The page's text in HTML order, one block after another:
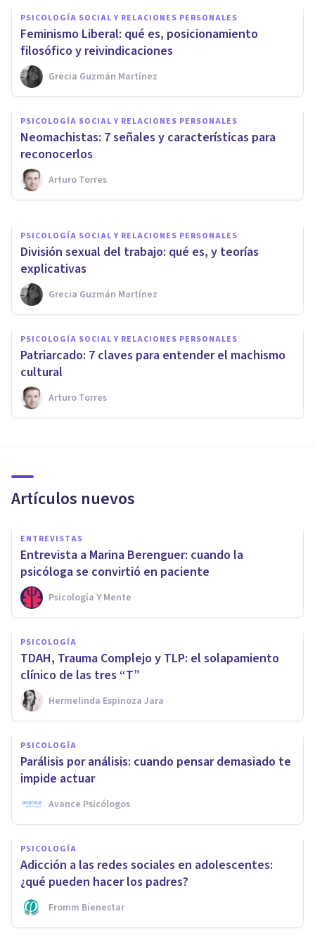
PSICOLOGÍA SOCIAL Y RELACIONES PERSONALES
Feminismo Liberal: qué es, posicionamiento
filosófico y reivindicaciones
Grecia Guzmán Martínez
PSICOLOGÍA SOCIAL Y RELACIONES PERSONALES
​Neomachistas: 7 señales y características para
reconocerlos
Arturo Torres
​Transfobia: discriminación
contra la diversidad de género
Arturo Torres
PSICOLOGÍA SOCIAL Y RELACIONES PERSONALES
División sexual del trabajo: qué es, y teorías
explicativas
Grecia Guzmán Martínez
PSICOLOGÍA SOCIAL Y RELACIONES PERSONALES
Patriarcado: 7 claves para entender el machismo
cultural
Arturo Torres
Artículos nuevos
ENTREVISTAS
Entrevista a Marina Berenguer: cuando la
psicóloga se convirtió en paciente
Psicología Y Mente
PSICOLOGÍA
TDAH, Trauma Complejo y TLP: el solapamiento
clínico de las tres “T”
Hermelinda Espinoza Jara
PSICOLOGÍA
Parálisis por análisis: cuando pensar demasiado te
impide actuar
Avance Psicólogos
PSICOLOGÍA
Adicción a las redes sociales en adolescentes:
¿qué pueden hacer los padres?
Fromm Bienestar